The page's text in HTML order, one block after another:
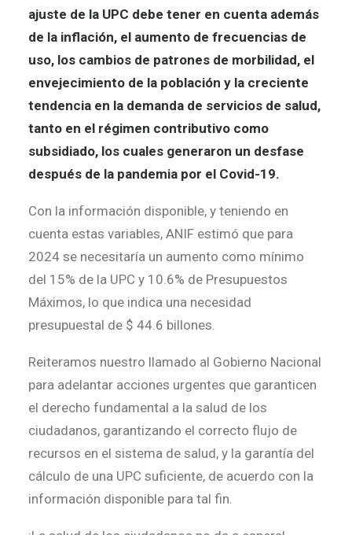
ajuste de la UPC debe tener en cuenta además
de la inflación, el aumento de frecuencias de
uso, los cambios de patrones de morbilidad, el
envejecimiento de la población y la creciente
tendencia en la demanda de servicios de salud,
tanto en el régimen contributivo como
subsidiado, los cuales generaron un desfase
después de la pandemia por el Covid-19.
Con la información disponible, y teniendo en
cuenta estas variables, ANIF estimó que para
2024 se necesitaría un aumento como mínimo
del 15% de la UPC y 10.6% de Presupuestos
Máximos, lo que indica una necesidad
presupuestal de $ 44.6 billones.
Reiteramos nuestro llamado al Gobierno Nacional
para adelantar acciones urgentes que garanticen
el derecho fundamental a la salud de los
ciudadanos, garantizando el correcto flujo de
recursos en el sistema de salud, y la garantía del
cálculo de una UPC suficiente, de acuerdo con la
información disponible para tal fin.